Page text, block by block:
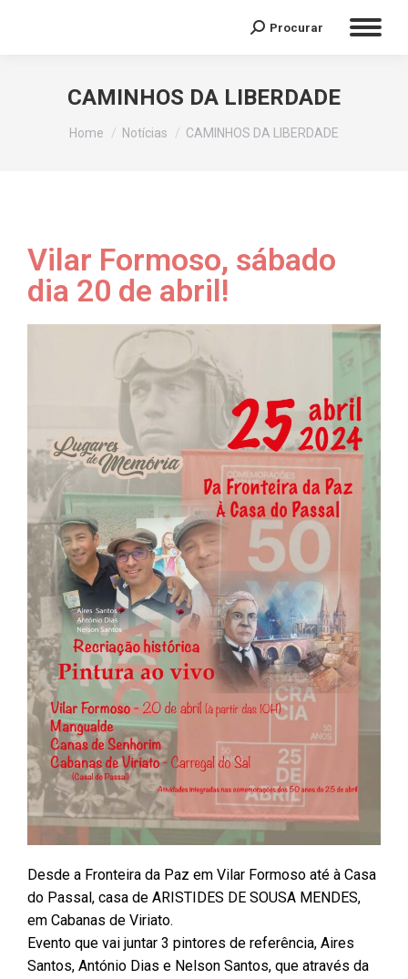
Procurar
CAMINHOS DA LIBERDADE
You are here:
Home Notícias CAMINHOS DA LIBERDADE
Vilar Formoso, sábado
dia 20 de abril!
Desde a Fronteira da Paz em Vilar Formoso até à Casa
do Passal, casa de ARISTIDES DE SOUSA MENDES,
em Cabanas de Viriato.
Evento que vai juntar 3 pintores de referência, Aires
Santos, António Dias e Nelson Santos, que através da